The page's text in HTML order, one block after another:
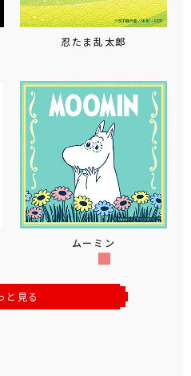
忍たま乱太郎
ムーミン
と見る